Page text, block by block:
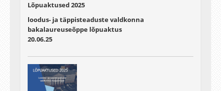
Lõpuaktused 2025
loodus- ja täppisteaduste valdkonna
bakalaureuseõppe lõpuaktus
20.06.25